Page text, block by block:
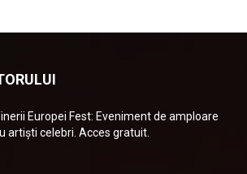
Europei Fest: Eveniment de amploare
artiști celebri. Acces gratuit.